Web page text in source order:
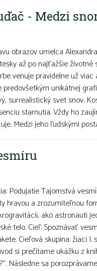
- Medzi
obrazov umelca
až po najťažšie životné
venuje pravidelne už
unikátnej
surrealistický svet snov.
starnutia. Vždy ho
Medzi jeho ľudskými
Podujatie Tajomstvá
hravou a zrozumiteľnou
ako astronauti
telo. Cieľ: Spoznávať
Cieľová skupina: žiaci I.
si prečítame ukážku z
Následne sa